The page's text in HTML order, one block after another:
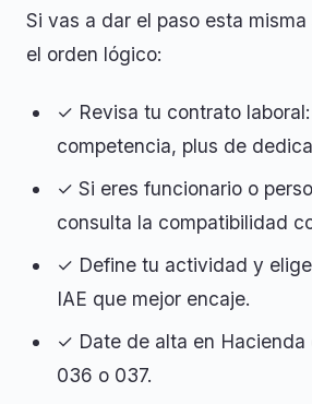
Si vas a dar el paso esta
el orden lógico:
✓ Revisa tu contrato
competencia, plus de
✓ Si eres funcionario o
consulta la compatibilidad
✓ Define tu actividad y
IAE que mejor encaje.
✓ Date de alta en Hacienda
036 o 037.